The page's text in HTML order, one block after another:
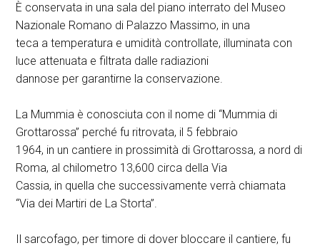
È conservata in una sala del piano interrato del Museo
Nazionale Romano di Palazzo Massimo, in una
teca a temperatura e umidità controllate, illuminata con
luce attenuata e filtrata dalle radiazioni
dannose per garantirne la conservazione.
La Mummia è conosciuta con il nome di “Mummia di
Grottarossa” perché fu ritrovata, il 5 febbraio
1964, in un cantiere in prossimità di Grottarossa, a nord di
Roma, al chilometro 13,600 circa della Via
Cassia, in quella che successivamente verrà chiamata
“Via dei Martiri de La Storta”.
Il sarcofago, per timore di dover bloccare il cantiere, fu